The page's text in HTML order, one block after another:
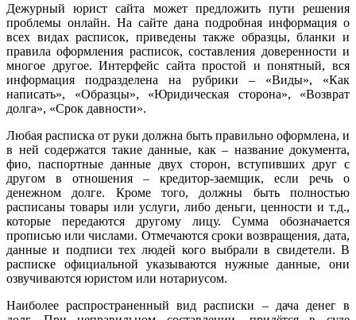
Дежурный юрист сайта может предложить пути решения
проблемы онлайн. На сайте дана подробная информация о
всех видах расписок, приведены также образцы, бланки и
правила оформления расписок, составления доверенности и
многое другое. Интерфейс сайта простой и понятный, вся
информация подразделена на рубрики – «Виды», «Как
написать», «Образцы», «Юридическая сторона», «Возврат
долга», «Срок давности».
Любая расписка от руки должна быть правильно оформлена, и
в ней содержатся такие данные, как – название документа,
фио, паспортные данные двух сторон, вступивших друг с
другом в отношения – кредитор-заемщик, если речь о
денежном долге. Кроме того, должны быть полностью
расписаны товары или услуги, либо деньги, ценности и т.д.,
которые передаются другому лицу. Сумма обозначается
прописью или числами. Отмечаются сроки возвращения, дата,
данные и подписи тех людей кого выбрали в свидетели. В
расписке официальной указываются нужные данные, они
озвучиваются юристом или нотариусом.
Наиболее распространенный вид расписки – дача денег в